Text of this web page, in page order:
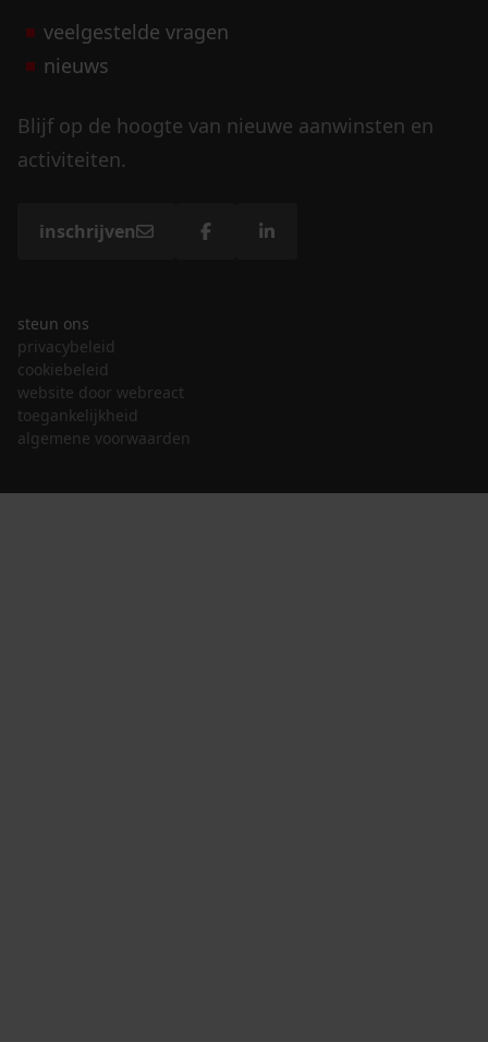
veelgestelde vragen
nieuws
Blijf op de hoogte van nieuwe aanwinsten en
activiteiten.
inschrijven
steun ons
privacybeleid
cookiebeleid
website door webreact
toegankelijkheid
algemene voorwaarden